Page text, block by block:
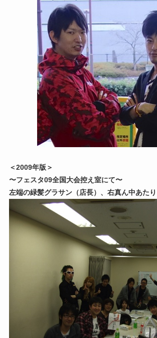
＜2009年版＞
〜フェスタ09全国大会控え室にて〜
左端の緑髪グラサン（店長）、右真ん中あたり